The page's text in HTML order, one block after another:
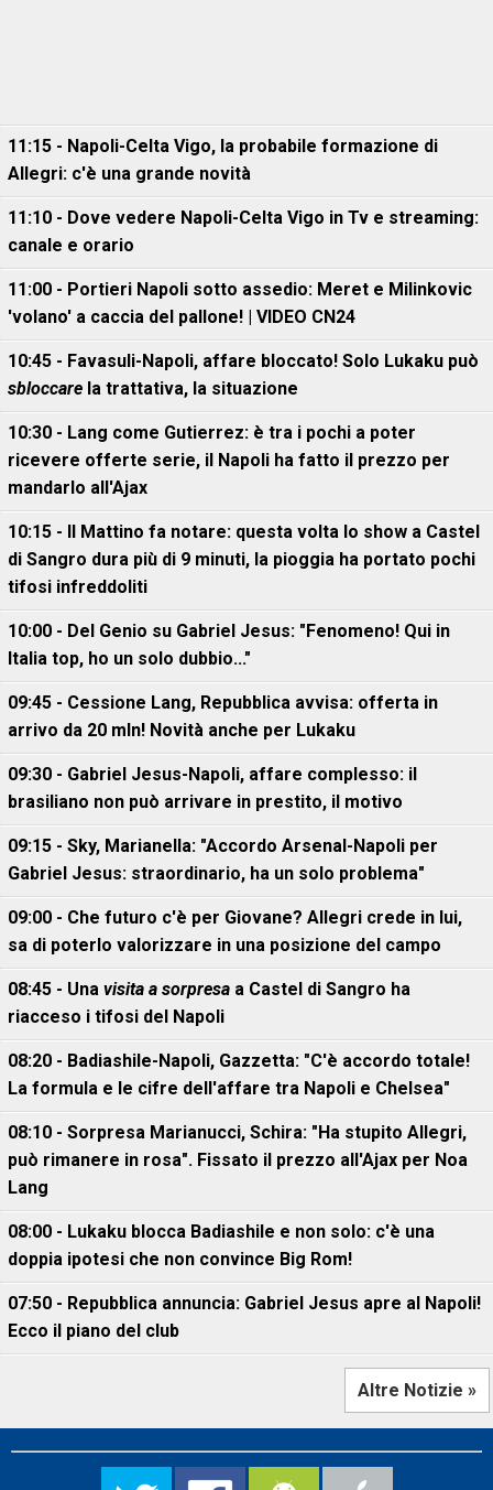
11:15 - Napoli-Celta Vigo, la probabile formazione di
Allegri: c'è una grande novità
11:10 - Dove vedere Napoli-Celta Vigo in Tv e streaming:
canale e orario
11:00 - Portieri Napoli sotto assedio: Meret e Milinkovic
'volano' a caccia del pallone! | VIDEO CN24
10:45 - Favasuli-Napoli, affare bloccato! Solo Lukaku può
sbloccare la trattativa, la situazione
10:30 - Lang come Gutierrez: è tra i pochi a poter
ricevere offerte serie, il Napoli ha fatto il prezzo per
mandarlo all'Ajax
10:15 - Il Mattino fa notare: questa volta lo show a Castel
di Sangro dura più di 9 minuti, la pioggia ha portato pochi
tifosi infreddoliti
10:00 - Del Genio su Gabriel Jesus: "Fenomeno! Qui in
Italia top, ho un solo dubbio..."
09:45 - Cessione Lang, Repubblica avvisa: offerta in
arrivo da 20 mln! Novità anche per Lukaku
09:30 - Gabriel Jesus-Napoli, affare complesso: il
brasiliano non può arrivare in prestito, il motivo
09:15 - Sky, Marianella: "Accordo Arsenal-Napoli per
Gabriel Jesus: straordinario, ha un solo problema"
09:00 - Che futuro c'è per Giovane? Allegri crede in lui,
sa di poterlo valorizzare in una posizione del campo
08:45 - Una visita a sorpresa a Castel di Sangro ha
riacceso i tifosi del Napoli
08:20 - Badiashile-Napoli, Gazzetta: "C'è accordo totale!
La formula e le cifre dell'affare tra Napoli e Chelsea"
08:10 - Sorpresa Marianucci, Schira: "Ha stupito Allegri,
può rimanere in rosa". Fissato il prezzo all'Ajax per Noa
Lang
08:00 - Lukaku blocca Badiashile e non solo: c'è una
doppia ipotesi che non convince Big Rom!
07:50 - Repubblica annuncia: Gabriel Jesus apre al Napoli!
Ecco il piano del club
Altre Notizie »